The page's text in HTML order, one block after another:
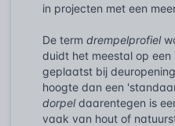
in projecten met een
De term drempelprofiel
duidt het meestal op
geplaatst bij
hoogte dan een
dorpeldaarentegen is
vaak van hout of